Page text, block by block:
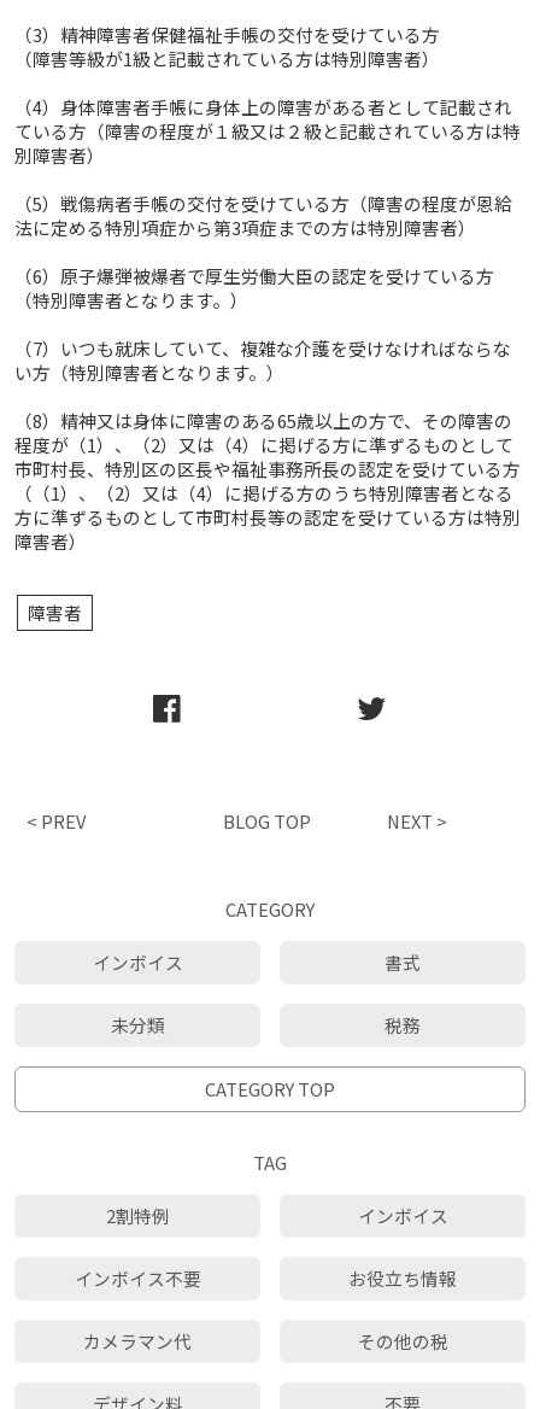
（3）精神障害者保健福祉手帳の交付を受けている方
（障害等級が1級と記載されている方は特別障害者）
（4）身体障害者手帳に身体上の障害がある者として記載され
ている方（障害の程度が１級又は２級と記載されている方は特
別障害者）
（5）戦傷病者手帳の交付を受けている方（障害の程度が恩給
法に定める特別項症から第3項症までの方は特別障害者）
（6）原子爆弾被爆者で厚生労働大臣の認定を受けている方
（特別障害者となります。）
（7）いつも就床していて、複雑な介護を受けなければならな
い方（特別障害者となります。）
（8）精神又は身体に障害のある65歳以上の方で、その障害の
程度が（1）、（2）又は（4）に掲げる方に準ずるものとして
市町村長、特別区の区長や福祉事務所長の認定を受けている方
（（1）、（2）又は（4）に掲げる方のうち特別障害者となる
方に準ずるものとして市町村長等の認定を受けている方は特別
障害者）
障害者
< PREV BLOG TOP NEXT >
CATEGORY
インボイス 書式
未分類 税務
CATEGORY TOP
TAG
2割特例 インボイス
インボイス不要 お役立ち情報
カメラマン代 その他の税
デザイン料 不要